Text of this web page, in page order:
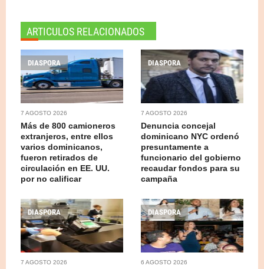
ARTICULOS RELACIONADOS
DIASPORA
7 AGOSTO 2026
Más de 800 camioneros
extranjeros, entre ellos
varios dominicanos,
fueron retirados de
circulación en EE. UU.
por no calificar
DIASPORA
7 AGOSTO 2026
Denuncia concejal
dominicano NYC ordenó
presuntamente a
funcionario del gobierno
recaudar fondos para su
campaña
DIASPORA
7 AGOSTO 2026
DIASPORA
6 AGOSTO 2026